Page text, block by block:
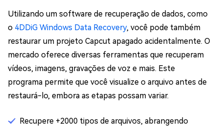
Utilizando um software de recuperação de dados, como
o 4DDiG Windows Data Recovery, você pode também
restaurar um projeto Capcut apagado acidentalmente. O
mercado oferece diversas ferramentas que recuperam
vídeos, imagens, gravações de voz e mais. Este
programa permite que você visualize o arquivo antes de
restaurá-lo, embora as etapas possam variar.
Recupere +2000 tipos de arquivos, abrangendo